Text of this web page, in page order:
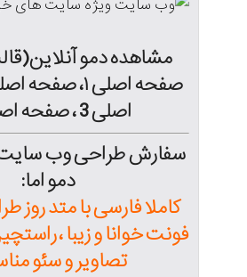
مشاهده دمو
صفحه اصلی صفحه
اصلی
صفحه
سفارش طراحی وب
دمو اما:
کاملا فارسی با متد روز
فونت خوانا و زیبا ،
تصاویر و سئو